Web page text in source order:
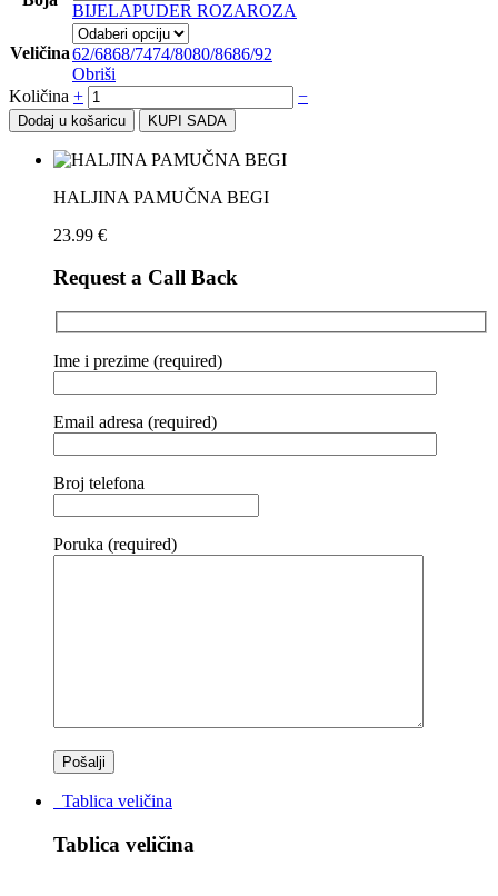
BIJELAPUDER ROZAROZA
Veličina62/6868/7474/8080/8686/92
Obriši
Količina + −
Dodaj u košaricu KUPI SADA
HALJINA PAMUČNA BEGI
23.99 €
Request a Call Back
Ime i prezime (required)
Email adresa (required)
Broj telefona
Poruka (required)
Tablica veličina
Tablica veličina